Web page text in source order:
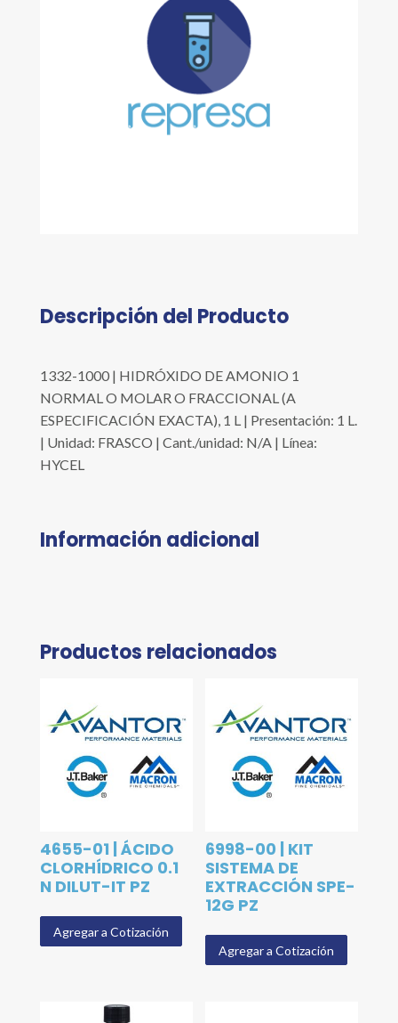
Descripción del Producto
1332-1000 | HIDRÓXIDO DE AMONIO 1
NORMAL O MOLAR O FRACCIONAL (A
ESPECIFICACIÓN EXACTA), 1 L | Presentación: 1 L.
| Unidad: FRASCO | Cant./unidad: N/A | Línea:
HYCEL
Información adicional
Productos relacionados
4655-01 | ÁCIDO
CLORHÍDRICO 0.1
N DILUT-IT PZ
Agregar a Cotización
6998-00 | KIT
SISTEMA DE
EXTRACCIÓN SPE-
12G PZ
Agregar a Cotización